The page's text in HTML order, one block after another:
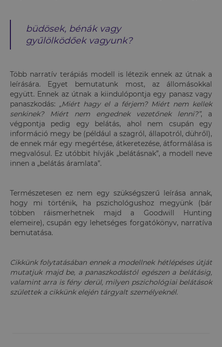
büdösek, bénák vagy
gyűlölködőek vagyunk?
Több narratív terápiás modell is létezik ennek az útnak a
leírására. Egyet bemutatunk most, az állomásokkal
együtt. Ennek az útnak a kiindulópontja egy panasz vagy
panaszkodás: „Miért hagy el a férjem? Miért nem kellek
senkinek? Miért nem engednek vezetőnek lenni?”, a
végpontja pedig egy belátás, ahol nem csupán egy
információ megy be (például a szagról, állapotról, dühről),
de ennek már egy megértése, átkeretezése, átformálása is
megvalósul. Ez utóbbit hívják „belátásnak”, a modell neve
innen a „belátás áramlata”.
Természetesen ez nem egy szükségszerű leírása annak,
hogy mi történik, ha pszichológushoz megyünk (bár
többen ráismerhetnek majd a Goodwill Hunting
elemeire), csupán egy lehetséges forgatókönyv, narratíva
bemutatása.
Cikkünk folytatásában ennek a modellnek hétlépéses útját
mutatjuk majd be, a panaszkodástól egészen a belátásig,
valamint arra is fény derül, milyen pszichológiai belátások
születtek a cikkünk elején tárgyalt személyeknél.